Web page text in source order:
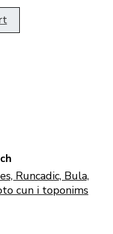
Runcadic, Bula,
cun i toponims